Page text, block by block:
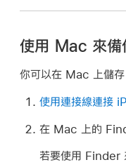
使用 Mac 來
你可以在 Mac 上儲
使用連接線連接
在 Mac 上的
若要使用 Finder